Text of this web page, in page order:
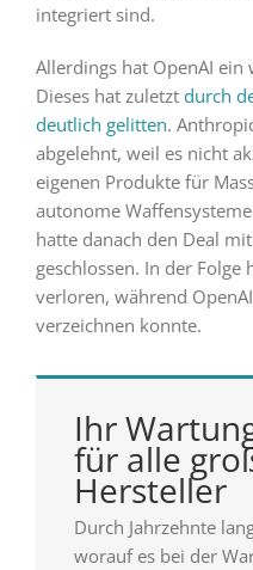
integriert sind.
Allerdings hat OpenAI ein
Dieses hat zuletzt durch
deutlich gelitten.
abgelehnt, weil es nicht
eigenen Produkte für
autonome
hatte danach den Deal
geschlossen. In der Folge
verloren, während
verzeichnen konnte.
Ihr
für alle
Hersteller
Durch Jahrzehnte
worauf es bei der